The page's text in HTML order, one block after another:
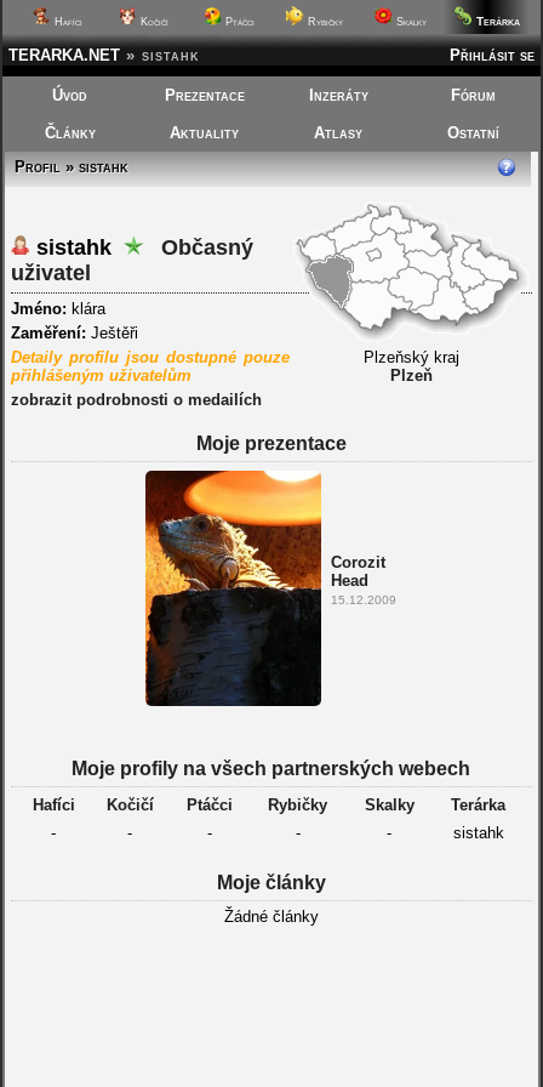
Hafíci Kočičí Ptáčci Rybičky Skalky Terárka
Přihlásit se
TERARKA.NET » sistahk
Úvod Prezentace Inzeráty Fórum
Články Aktuality Atlasy
Ostatní
Profil » sistahk
Plzeňský kraj
Plzeň
sistahk
Občasný
uživatel
Jméno: klára
Zaměření: Ještěři
Detaily profilu jsou dostupné pouze
přihlášeným uživatelům
zobrazit podrobnosti o medailích
Moje prezentace
Corozit
Head
15.12.2009
Moje profily na všech partnerských webech
Hafíci Kočičí Ptáčci Rybičky Skalky
Terárka
-
- - - - sistahk
Moje články
Žádné články